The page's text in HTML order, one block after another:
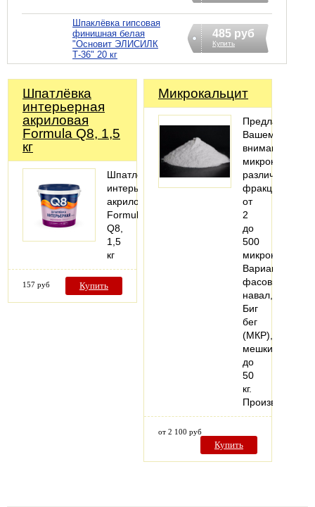
Шпаклёвка гипсовая
финишная белая
"Основит ЭЛИСИЛК
Т-36" 20 кг
485 руб
Купить
Шпатлёвка
интерьерная
акриловая
Formula Q8, 1,5
кг
Шпатлёвка
интерьерная
акриловая
Formula
Q8,
1,5
кг
157 руб Купить
Микрокальцит
Предлагаем
Вашему
вниманию
микрокальцит
различных
фракций
от
2
до
500
микрон.
Варианты
фасовки:
навал,
Биг
бег
(МКР),
мешки
до
50
кг.
от 2 100 руб
Купить